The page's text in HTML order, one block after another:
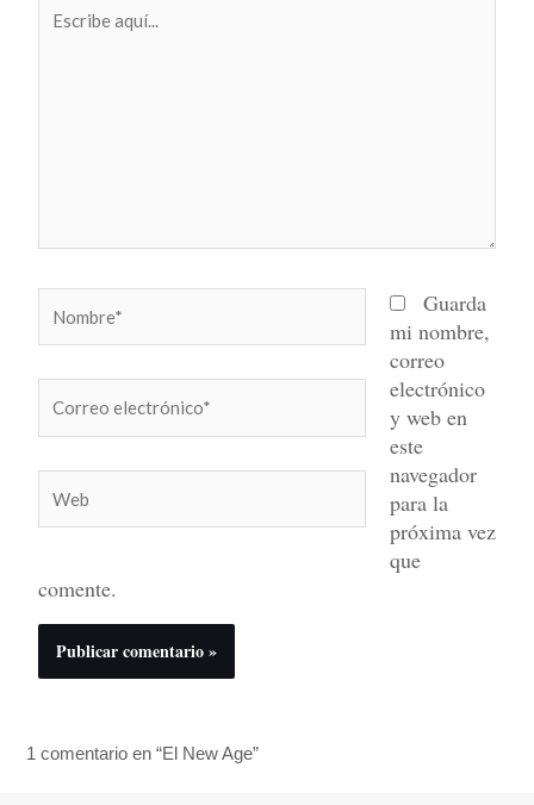
aquí...
electrónico*
Guarda
mi nombre,
correo
electrónico
y web en
este
navegador
para la
próxima vez
que
comente.
1 comentario en “El New Age”